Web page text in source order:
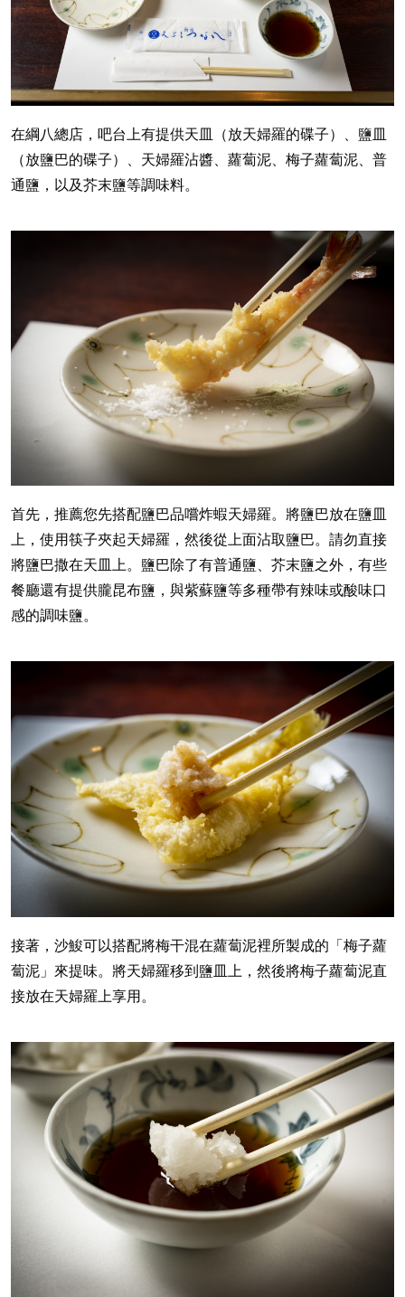
在綱八總店，吧台上有提供天皿（放天婦羅的碟子）、鹽皿
（放鹽巴的碟子）、天婦羅沾醬、蘿蔔泥、梅子蘿蔔泥、普
通鹽，以及芥末鹽等調味料。
首先，推薦您先搭配鹽巴品嚐炸蝦天婦羅。將鹽巴放在鹽皿
上，使用筷子夾起天婦羅，然後從上面沾取鹽巴。請勿直接
將鹽巴撒在天皿上。鹽巴除了有普通鹽、芥末鹽之外，有些
餐廳還有提供朧昆布鹽，與紫蘇鹽等多種帶有辣味或酸味口
感的調味鹽。
接著，沙鮻可以搭配將梅干混在蘿蔔泥裡所製成的「梅子蘿
蔔泥」來提味。將天婦羅移到鹽皿上，然後將梅子蘿蔔泥直
接放在天婦羅上享用。